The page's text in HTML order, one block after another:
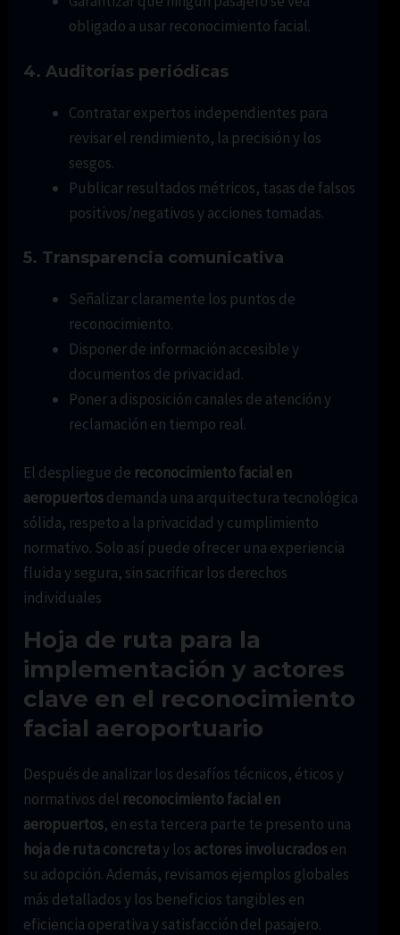
obligado a usar reconocimiento facial.
4. Auditorías periódicas
Contratar expertos independientes para
revisar el rendimiento, la precisión y los
sesgos.
Publicar resultados métricos, tasas de falsos
positivos/negativos y acciones tomadas.
5. Transparencia comunicativa
Señalizar claramente los puntos de
reconocimiento.
Disponer de información accesible y
documentos de privacidad.
Poner a disposición canales de atención y
reclamación en tiempo real.
El despliegue de reconocimiento facial en
aeropuertosdemanda una arquitectura tecnológica
sólida, respeto a la privacidad y cumplimiento
normativo. Solo así puede ofrecer una experiencia
fluida y segura, sin sacrificar los derechos
individuales
Hoja de ruta para la
implementación y actores
clave en el reconocimiento
facial aeroportuario
Después de analizar los desafíos técnicos, éticos y
normativos del reconocimiento facial en
aeropuertos, en esta tercera parte te presento una
hoja de ruta concretay los actores involucradosen
su adopción. Además, revisamos ejemplos globales
más detallados y los beneficios tangibles en
eficiencia operativa y satisfacción del pasajero.